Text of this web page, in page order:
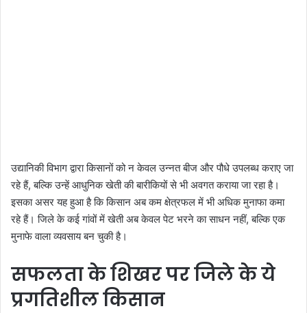
उद्यानिकी विभाग द्वारा किसानों को न केवल उन्नत बीज और पौधे उपलब्ध कराए जा
रहे हैं, बल्कि उन्हें आधुनिक खेती की बारीकियों से भी अवगत कराया जा रहा है।
इसका असर यह हुआ है कि किसान अब कम क्षेत्रफल में भी अधिक मुनाफा कमा
रहे हैं। जिले के कई गांवों में खेती अब केवल पेट भरने का साधन नहीं, बल्कि एक
मुनाफे वाला व्यवसाय बन चुकी है।
सफलता के शिखर पर जिले के ये
प्रगतिशील किसान